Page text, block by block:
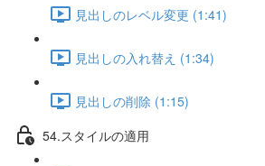
見出しのレベル変更 (1:41)
見出しの入れ替え (1:34)
見出しの削除 (1:15)
54.スタイルの適用